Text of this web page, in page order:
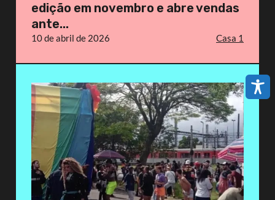
edição em novembro e abre vendas
ante...
10 de abril de 2026 Casa 1